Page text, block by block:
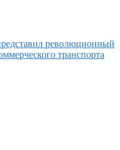
революционный
транспорта